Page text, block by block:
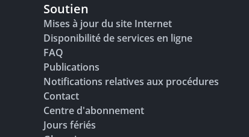
Soutien
Mises à jour du site Internet
Disponibilité de services en ligne
FAQ
Publications
Notifications relatives aux procédures
Contact
Centre d'abonnement
Jours fériés